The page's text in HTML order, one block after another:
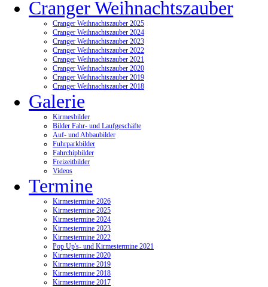
Cranger Weihnachtszauber
Cranger Weihnachtszauber 2025
Cranger Weihnachtszauber 2024
Cranger Weihnachtszauber 2023
Cranger Weihnachtszauber 2022
Cranger Weihnachtszauber 2021
Cranger Weihnachtszauber 2020
Cranger Weihnachtszauber 2019
Cranger Weihnachtszauber 2018
Galerie
Kirmesbilder
Bilder Fahr- und Laufgeschäfte
Auf- und Abbaubilder
Fuhrparkbilder
Fahrchipbilder
Freizeitbilder
Videos
Termine
Kirmestermine 2026
Kirmestermine 2025
Kirmestermine 2024
Kirmestermine 2023
Kirmestermine 2022
Pop Up's- und Kirmestermine 2021
Kirmestermine 2020
Kirmestermine 2019
Kirmestermine 2018
Kirmestermine 2017